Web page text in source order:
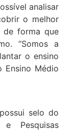
analisar
o melhor
de forma que
“Somos a
o ensino
Ensino Médio
selo do
Pesquisas